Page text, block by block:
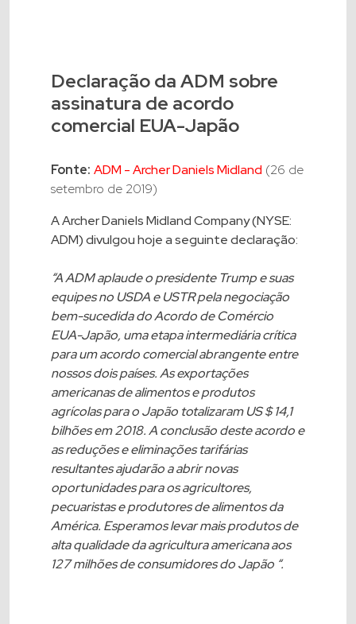
Declaração da ADM sobre
assinatura de acordo
comercial EUA-Japão
Fonte: ADM - Archer Daniels Midland (26 de
setembro de 2019)
A Archer Daniels Midland Company (NYSE:
ADM) divulgou hoje a seguinte declaração:
“A ADM aplaude o presidente Trump e suas
equipes no USDA e USTR pela negociação
bem-sucedida do Acordo de Comércio
EUA-Japão, uma etapa intermediária crítica
para um acordo comercial abrangente entre
nossos dois países. As exportações
americanas de alimentos e produtos
agrícolas para o Japão totalizaram US $ 14,1
bilhões em 2018. A conclusão deste acordo e
as reduções e eliminações tarifárias
resultantes ajudarão a abrir novas
oportunidades para os agricultores,
pecuaristas e produtores de alimentos da
América. Esperamos levar mais produtos de
alta qualidade da agricultura americana aos
127 milhões de consumidores do Japão “.